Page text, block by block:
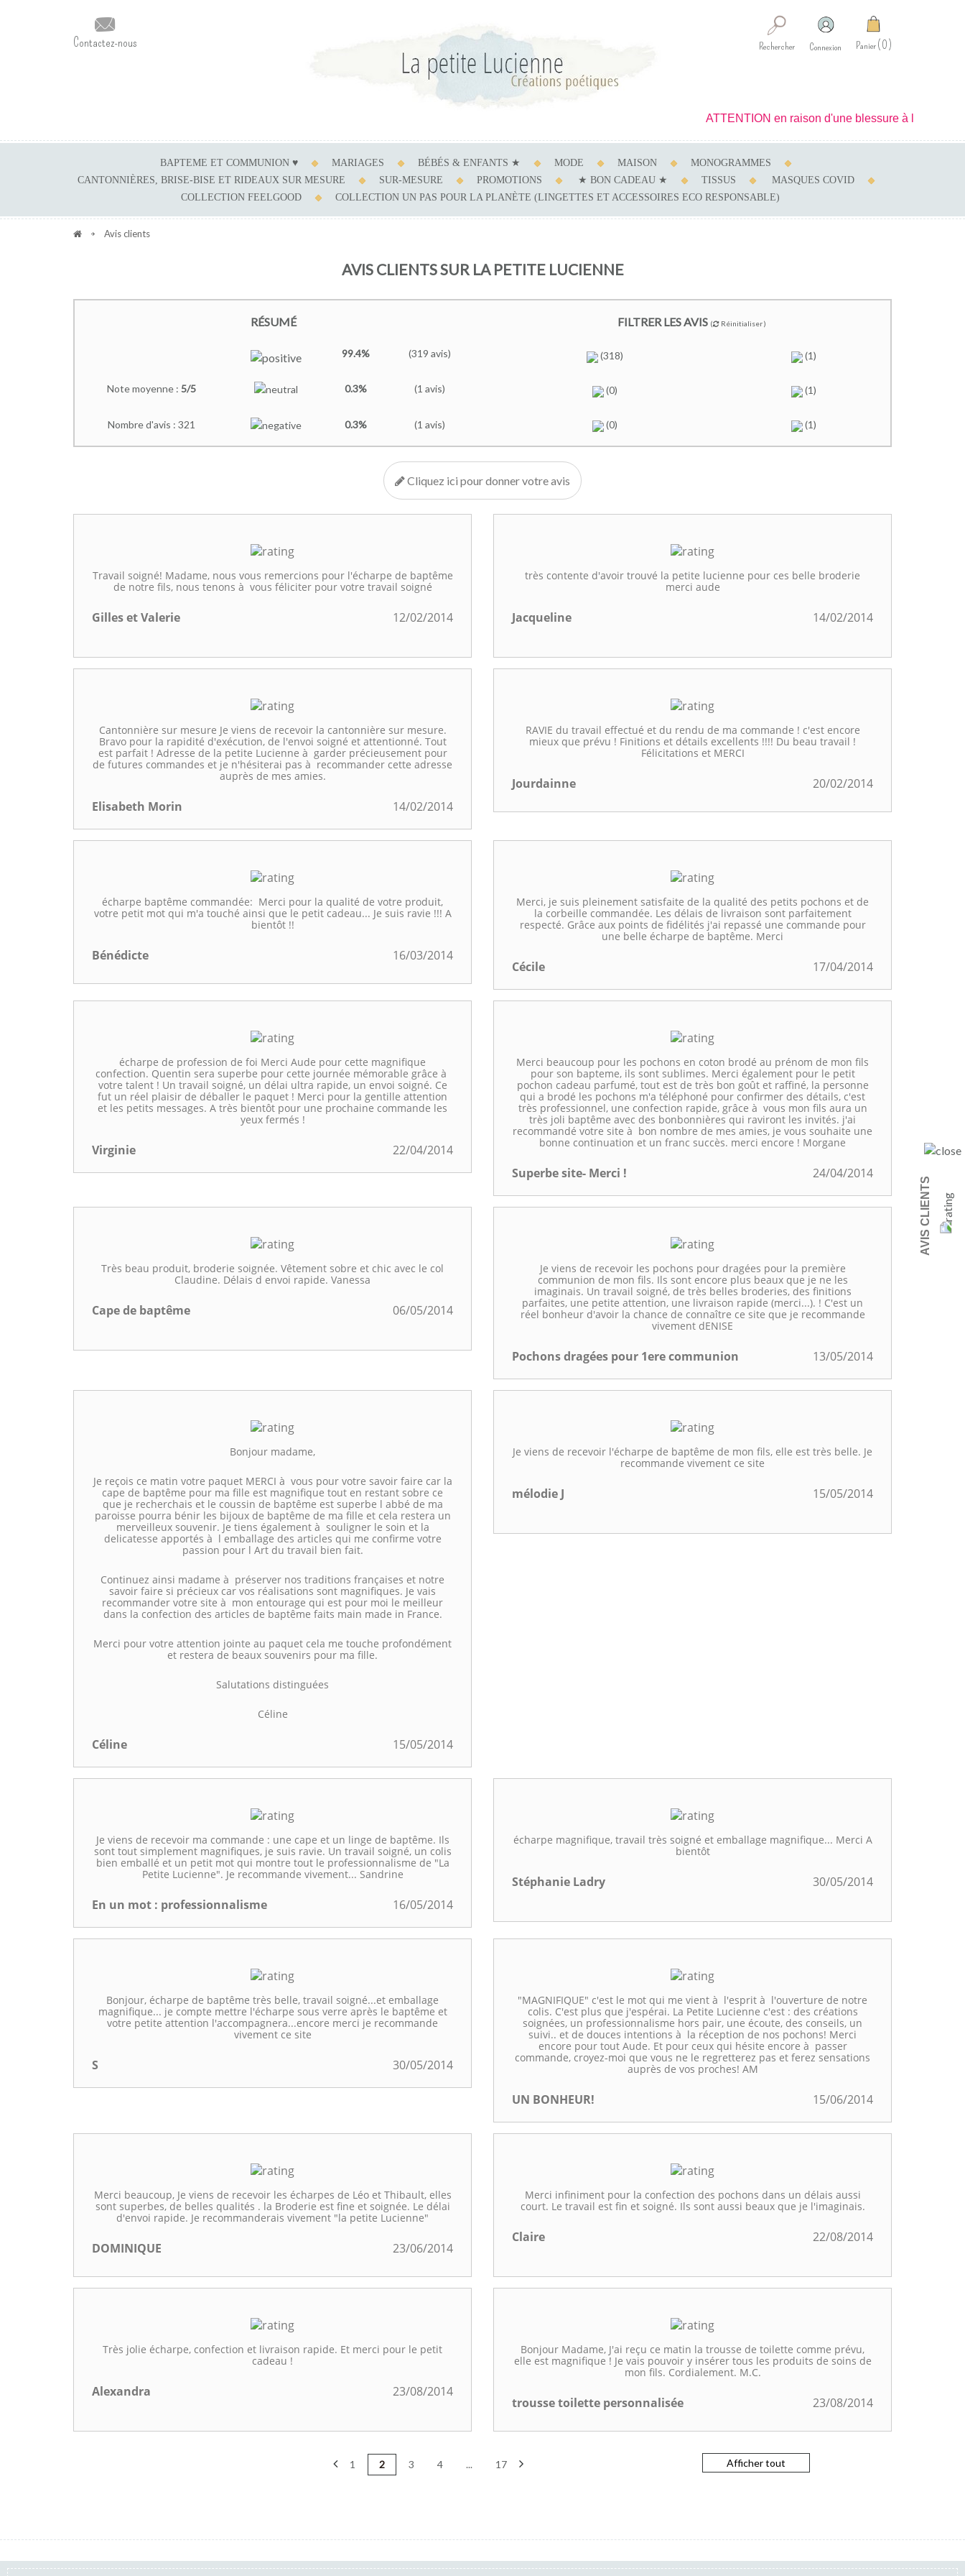
Contactez-nous Panier 0
Connexion
Rechercher
BAPTEME ET COMMUNION ♥ MARIAGES BÉBÉS & ENFANTS ★ MODE MAISON
MONOGRAMMES
CANTONNIÈRES, BRISE-BISE ET RIDEAUX SUR MESURE
SUR-MESURE PROMOTIONS ★ BON CADEAU ★ TISSUS
MASQUES COVID
COLLECTION FEELGOOD
COLLECTION UN PAS POUR LA PLANÈTE (LINGETTES ET ACCESSOIRES ECO RESPONSABLE)
ATTENTION en raison d'une blessure à la main je ne
Avis clients
AVIS CLIENTS SUR LA PETITE LUCIENNE
RÉSUMÉ
99.4% (319 avis)
Note moyenne : 5/5 0.3% (1 avis)
Nombre d'avis : 321 0.3% (1 avis)
FILTRER LES AVIS ( Réinitialiser )
(318) (1)
(0) (1)
(0) (1)
Cliquez ici pour donner votre avis
Travail soigné! Madame, nous vous remercions pour l'écharpe de baptême
de notre fils, nous tenons à vous féliciter pour votre travail soigné
Gilles et Valerie 12/02/2014
très contente d'avoir trouvé la petite lucienne pour ces belle broderie
merci aude
Jacqueline 14/02/2014
Cantonnière sur mesure Je viens de recevoir la cantonnière sur mesure.
Bravo pour la rapidité d'exécution, de l'envoi soigné et attentionné. Tout
est parfait ! Adresse de la petite Lucienne à garder précieusement pour
de futures commandes et je n'hésiterai pas à recommander cette adresse
auprès de mes amies.
Elisabeth Morin 14/02/2014
RAVIE du travail effectué et du rendu de ma commande ! c'est encore
mieux que prévu ! Finitions et détails excellents !!!! Du beau travail !
Félicitations et MERCI
Jourdainne 20/02/2014
écharpe baptême commandée: Merci pour la qualité de votre produit,
votre petit mot qui m'a touché ainsi que le petit cadeau... Je suis ravie !!! A
bientôt !!
Bénédicte 16/03/2014
Merci, je suis pleinement satisfaite de la qualité des petits pochons et de
la corbeille commandée. Les délais de livraison sont parfaitement
respecté. Grâce aux points de fidélités j'ai repassé une commande pour
une belle écharpe de baptême. Merci
Cécile 17/04/2014
écharpe de profession de foi Merci Aude pour cette magnifique
confection. Quentin sera superbe pour cette journée mémorable grâce à
votre talent ! Un travail soigné, un délai ultra rapide, un envoi soigné. Ce
fut un réel plaisir de déballer le paquet ! Merci pour la gentille attention
et les petits messages. A très bientôt pour une prochaine commande les
yeux fermés !
Virginie 22/04/2014
Merci beaucoup pour les pochons en coton brodé au prénom de mon fils
pour son bapteme, ils sont sublimes. Merci également pour le petit
pochon cadeau parfumé, tout est de très bon goût et raffiné, la personne
qui a brodé les pochons m'a téléphoné pour confirmer des détails, c'est
très professionnel, une confection rapide, grâce à vous mon fils aura un
très joli baptême avec des bonbonnières qui raviront les invités. j'ai
recommandé votre site à bon nombre de mes amies, je vous souhaite une
bonne continuation et un franc succès. merci encore ! Morgane
Superbe site- Merci ! 24/04/2014
Très beau produit, broderie soignée. Vêtement sobre et chic avec le col
Claudine. Délais d envoi rapide. Vanessa
Cape de baptême 06/05/2014
Je viens de recevoir les pochons pour dragées pour la première
communion de mon fils. Ils sont encore plus beaux que je ne les
imaginais. Un travail soigné, de très belles broderies, des finitions
parfaites, une petite attention, une livraison rapide (merci...). ! C'est un
réel bonheur d'avoir la chance de connaître ce site que je recommande
vivement dENISE
Pochons dragées pour 1ere communion 13/05/2014
Bonjour madame,
Je reçois ce matin votre paquet MERCI à vous pour votre savoir faire car la
cape de baptême pour ma fille est magnifique tout en restant sobre ce
que je recherchais et le coussin de baptême est superbe l abbé de ma
paroisse pourra bénir les bijoux de baptême de ma fille et cela restera un
merveilleux souvenir. Je tiens également à souligner le soin et la
delicatesse apportés à l emballage des articles qui me confirme votre
passion pour l Art du travail bien fait.
Continuez ainsi madame à préserver nos traditions françaises et notre
savoir faire si précieux car vos réalisations sont magnifiques. Je vais
recommander votre site à mon entourage qui est pour moi le meilleur
dans la confection des articles de baptême faits main made in France.
Merci pour votre attention jointe au paquet cela me touche profondément
et restera de beaux souvenirs pour ma fille.
Salutations distinguées
Céline
Céline 15/05/2014
Je viens de recevoir l'écharpe de baptême de mon fils, elle est très belle. Je
recommande vivement ce site
mélodie J 15/05/2014
Je viens de recevoir ma commande : une cape et un linge de baptême. Ils
sont tout simplement magnifiques, je suis ravie. Un travail soigné, un colis
bien emballé et un petit mot qui montre tout le professionnalisme de "La
Petite Lucienne". Je recommande vivement... Sandrine
En un mot : professionnalisme 16/05/2014
écharpe magnifique, travail très soigné et emballage magnifique... Merci A
bientôt
Stéphanie Ladry 30/05/2014
Bonjour, écharpe de baptême très belle, travail soigné...et emballage
magnifique... je compte mettre l'écharpe sous verre après le baptême et
votre petite attention l'accompagnera...encore merci je recommande
vivement ce site
S 30/05/2014
"MAGNIFIQUE" c'est le mot qui me vient à l'esprit à l'ouverture de notre
colis. C'est plus que j'espérai. La Petite Lucienne c'est : des créations
soignées, un professionnalisme hors pair, une écoute, des conseils, un
suivi.. et de douces intentions à la réception de nos pochons! Merci
encore pour tout Aude. Et pour ceux qui hésite encore à passer
commande, croyez-moi que vous ne le regretterez pas et ferez sensations
auprès de vos proches! AM
UN BONHEUR! 15/06/2014
Merci beaucoup, Je viens de recevoir les écharpes de Léo et Thibault, elles
sont superbes, de belles qualités . la Broderie est fine et soignée. Le délai
d'envoi rapide. Je recommanderais vivement "la petite Lucienne"
DOMINIQUE 23/06/2014
Merci infiniment pour la confection des pochons dans un délais aussi
court. Le travail est fin et soigné. Ils sont aussi beaux que je l'imaginais.
Claire 22/08/2014
Très jolie écharpe, confection et livraison rapide. Et merci pour le petit
cadeau !
Alexandra 23/08/2014
Bonjour Madame, J'ai reçu ce matin la trousse de toilette comme prévu,
elle est magnifique ! Je vais pouvoir y insérer tous les produits de soins de
mon fils. Cordialement. M.C.
trousse toilette personnalisée 23/08/2014
Afficher tout
1 2 3 4 ... 17
AVIS CLIENTS